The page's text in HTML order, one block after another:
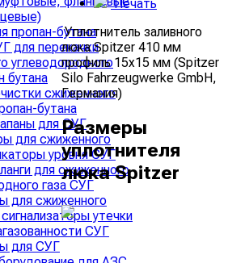
пропан-бутана
для перекачки
углеводородного
бутана
сжиженного
бутана
для СУГ
для сжиженного
уровня СУГ
для сжиженного
газа СУГ
для сжиженного
утечки
СУГ
для СУГ
Печать
Уплотнитель заливного
люка Spitzer 410 мм
профиль 15x15 мм (Spitzer
Silo Fahrzeugwerke GmbH,
Германия)
Размеры
уплотнителя
люка Spitzer